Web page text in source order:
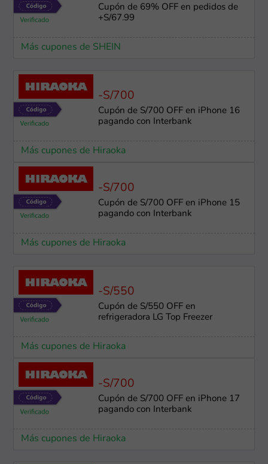
Cupón de 69% OFF en pedidos de
+S/67.99
Más cupones de SHEIN
-S/700
Cupón de S/700 OFF en iPhone 16
pagando con Interbank
Más cupones de Hiraoka
-S/700
Cupón de S/700 OFF en iPhone 15
pagando con Interbank
Más cupones de Hiraoka
-S/550
Cupón de S/550 OFF en
refrigeradora LG Top Freezer
Más cupones de Hiraoka
-S/700
Cupón de S/700 OFF en iPhone 17
pagando con Interbank
Más cupones de Hiraoka